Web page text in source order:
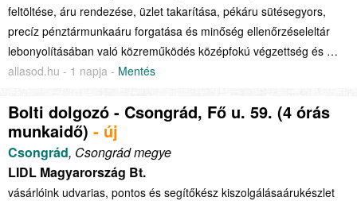
feltöltése, áru rendezése, üzlet takarítása, pékáru sütésegyors,
precíz pénztármunkaáru forgatása és minőség ellenőrzéseleltár
lebonyolításában való közreműködés középfokú végzettség és …
allasod.hu - 1 napja - Mentés
Bolti dolgozó - Csongrád, Fő u. 59. (4 órás
munkaidő) - új
Csongrád, Csongrád megye
LIDL Magyarország Bt.
vásárlóink udvarias, pontos és segítőkész kiszolgálásaárukészlet